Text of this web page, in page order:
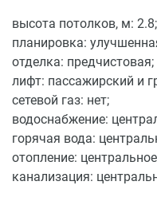
высота потолков, м: 2.8;
планировка:
отделка: предчистовая;
лифт: пассажирский и
сетевой газ: нет;
водоснабжение:
горячая вода:
отопление:
канализация: